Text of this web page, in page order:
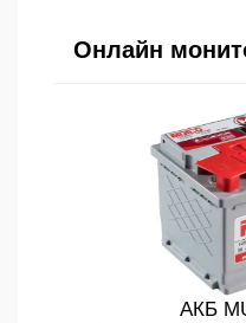
Онлайн
АКБ